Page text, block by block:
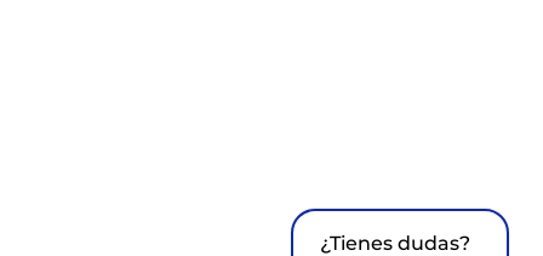
¿Tienes dudas?